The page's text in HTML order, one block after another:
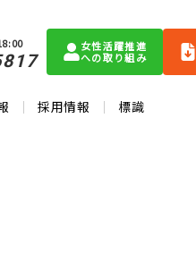
採用情報 標識
女性活躍推進
への取り組み